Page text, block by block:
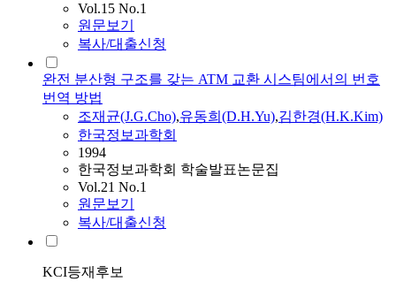
Vol.15 No.1
원문보기
복사/대출신청
완전 분산형 구조를 갖는 ATM 교환 시스팀에서의 번호
번역 방법
조재균(J.G.Cho),유동희(D.H.Yu),김한경(H.K.Kim)
한국정보과학회
1994
한국정보과학회 학술발표논문집
Vol.21 No.1
원문보기
복사/대출신청
KCI등재후보